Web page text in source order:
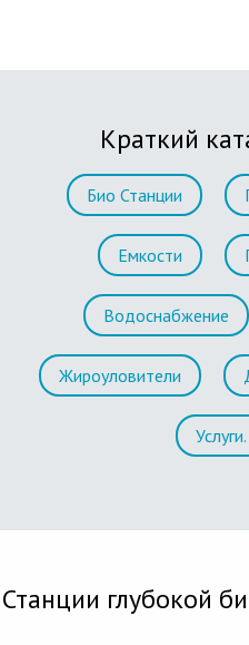
Краткий
Био Станции
Емкости
Водоснабжение
Жироуловители
Станции глубокой